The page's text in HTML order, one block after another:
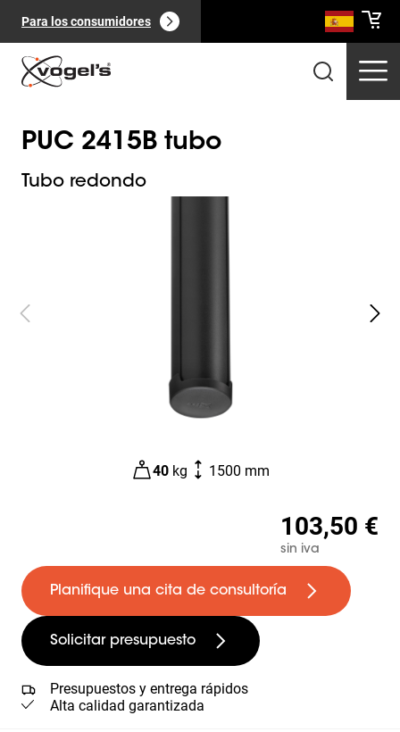
Para los consumidores
PUC 2415B tubo
Tubo redondo
40 kg 1500 mm
103,50 €
sin iva
Planifique una cita de consultoría
Solicitar presupuesto
Presupuestos y entrega rápidos
Alta calidad garantizada